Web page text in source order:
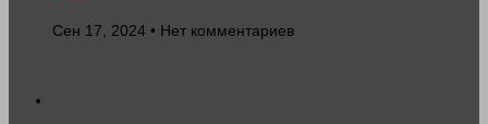
Сен 17, 2024 • Нет комментариев